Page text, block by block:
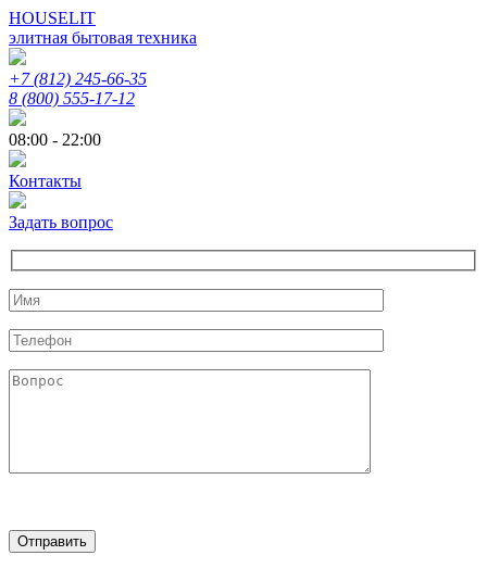
HOUSELIT
элитная бытовая техника
+7 (812) 245-66-35
8 (800) 555-17-12
08:00 - 22:00
Контакты
Задать вопрос